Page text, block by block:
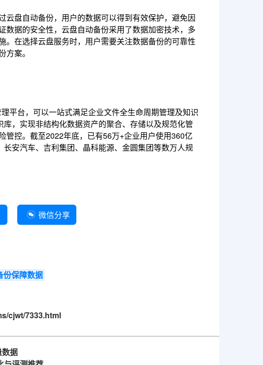
盘自动备份，用户的数据可以得到有效保护，避免因
数据的安全性，云盘自动备份采用了数据加密技术，多
。在选择云盘服务时，用户需要关注数据备份的可靠性
案。
平台，可以一站式满足企业文件全生命周期管理及知识
库，实现非结构化数据资产的聚合、存储以及规范化管
管控。截至2022年底，已有56万+企业用户使用360亿
安汽车、吉利集团、晶科能源、金圆集团等数万人规
微信分享
份保障数据
cjwt/7333.html
据